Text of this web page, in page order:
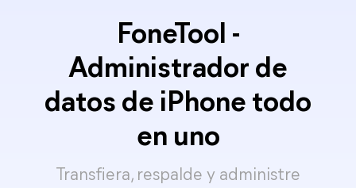
FoneTool -
Administrador de
datos de iPhone todo
en uno
Transfiera, respalde y administre